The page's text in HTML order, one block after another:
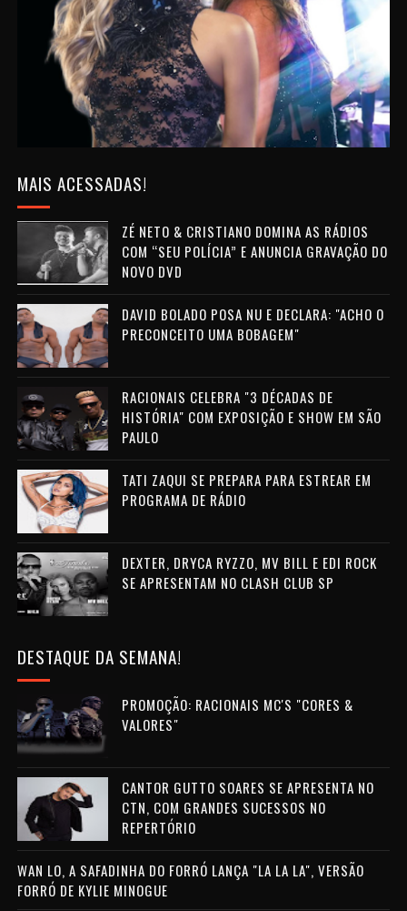
MAIS ACESSADAS!
ZÉ NETO & CRISTIANO DOMINA AS RÁDIOS
COM “SEU POLÍCIA” E ANUNCIA GRAVAÇÃO DO
NOVO DVD
DAVID BOLADO POSA NU E DECLARA: "ACHO O
PRECONCEITO UMA BOBAGEM"
RACIONAIS CELEBRA "3 DÉCADAS DE
HISTÓRIA" COM EXPOSIÇÃO E SHOW EM SÃO
PAULO
TATI ZAQUI SE PREPARA PARA ESTREAR EM
PROGRAMA DE RÁDIO
DEXTER, DRYCA RYZZO, MV BILL E EDI ROCK
SE APRESENTAM NO CLASH CLUB SP
DESTAQUE DA SEMANA!
PROMOÇÃO: RACIONAIS MC'S "CORES &
VALORES"
CANTOR GUTTO SOARES SE APRESENTA NO
CTN, COM GRANDES SUCESSOS NO
REPERTÓRIO
WAN LO, A SAFADINHA DO FORRÓ LANÇA "LA LA LA", VERSÃO
FORRÓ DE KYLIE MINOGUE